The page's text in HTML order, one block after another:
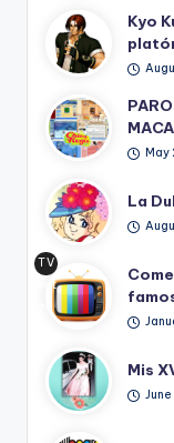
Kyo
May
La
TV
Ret
ro
Mis